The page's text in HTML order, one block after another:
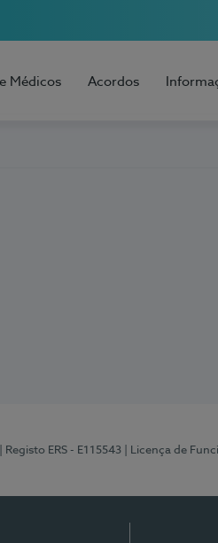
Médicos Acordos
| Registo ERS - E115543 | Licença de